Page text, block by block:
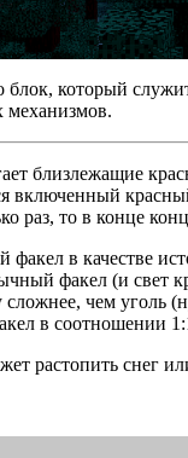
который
механизмов.
близлежащие
включенный
раз, то в конце
факел в качестве
факел (и свет
чем уголь
в соотношении
растопить снег